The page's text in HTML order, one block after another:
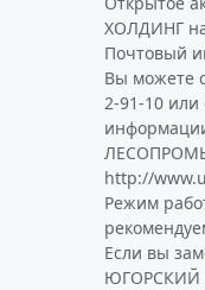
ХОЛДИНГ
Почтовый
Вы можете
2-91-10 или
http://
Режим
Если вы
ЮГОРСКИЙ